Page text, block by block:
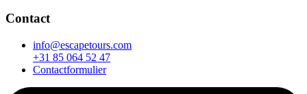
Contact
info@escapetours.com
+31 85 064 52 47
Contactformulier